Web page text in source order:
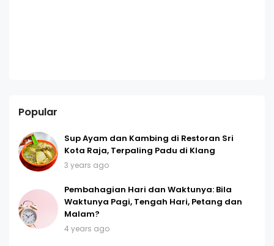
Popular
Sup Ayam dan Kambing di Restoran Sri
Kota Raja, Terpaling Padu di Klang
3 years ago
Pembahagian Hari dan Waktunya: Bila
Waktunya Pagi, Tengah Hari, Petang dan
Malam?
4 years ago